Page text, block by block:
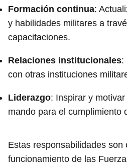
Formación continua:
y habilidades militares a
capacitaciones.
Relaciones institucionales:
con otras instituciones
Liderazgo: Inspirar y
mando para el cumplimiento
Estas responsabilidades son
funcionamiento de las